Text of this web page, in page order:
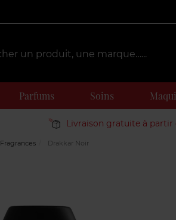
Parfums Soins
Livraison gratuite à partir
Fragrances Drakkar Noir